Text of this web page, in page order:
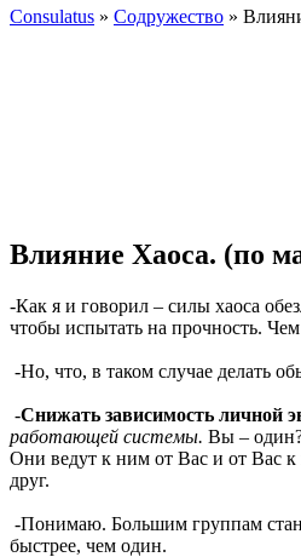
Consulatus » Содружество »
Влияние Хаоса. (по
-Как я и говорил – силы хаоса
чтобы испытать на прочность.
-Но, что, в таком случае делать
-Снижать зависимость личной
работающей системы. Вы –
Они ведут к ним от Вас и от Вас
друг.
-Понимаю. Большим группам
быстрее, чем один.